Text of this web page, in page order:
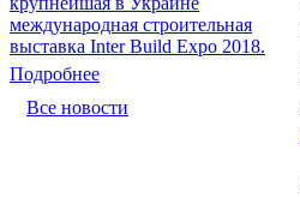
международная строительная
выставка Inter Build Expo 2018.
Подробнее
Все новости